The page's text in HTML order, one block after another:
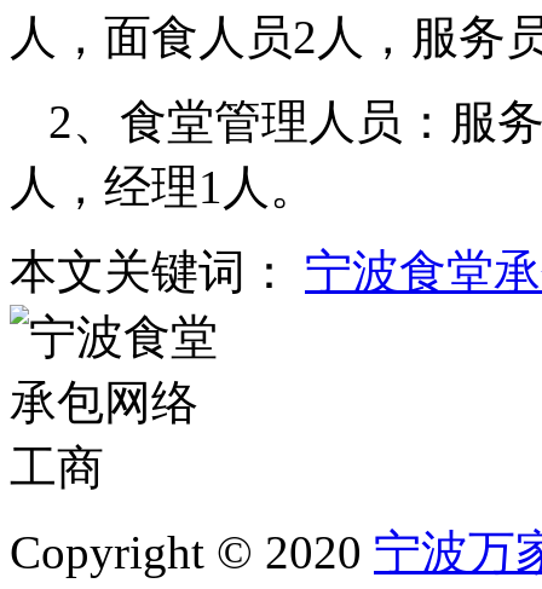
人，面食人员2人，服务
2、食堂管理人员：服
人，经理1人。
本文关键词： 宁波食堂
Copyright © 2020 宁波万